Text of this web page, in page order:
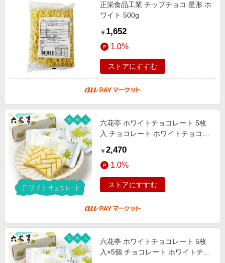
正栄食品工業 チップチョコ 星形 ホ
ワイト 500g
￥ 1,652
1.0%
ストアにすすむ
六花亭 ホワイトチョコレート 5枚
入 チョコレート ホワイトチョコレ
舗 バターサンド お中元 ギフト 人
￥ 2,470
1.0%
ストアにすすむ
六花亭 ホワイトチョコレート 5枚
入×5個 チョコレート ホワイトチョ